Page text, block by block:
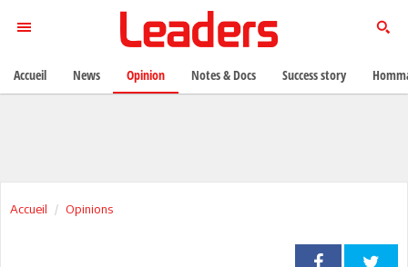
Accueil Opinions
Accueil News Opinion Notes & Docs Success story